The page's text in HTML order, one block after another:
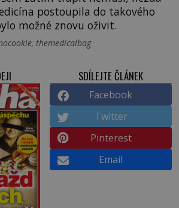
postoupila do takového
možné znovu oživit.
themedicalbag
SDÍLEJTE ČLÁNEK
Facebook
Twitter
Pinterest
Email